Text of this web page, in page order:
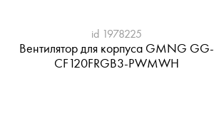
id 1978225
Вентилятор для корпуса GMNG GG-
CF120FRGB3-PWMWH